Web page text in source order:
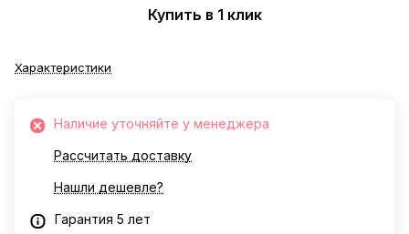
Купить в 1 клик
Характеристики
Наличие уточняйте у менеджера
Рассчитать доставку
Нашли дешевле?
Гарантия 5 лет